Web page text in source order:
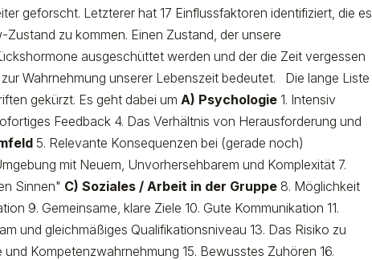
geforscht. Letzterer hat 17 Einflussfaktoren identifiziert, die es
zu kommen. Einen Zustand, der unsere
ausgeschüttet werden und der die Zeit vergessen
Wahrnehmung unserer Lebenszeit bedeutet. Die lange Liste
gekürzt. Es geht dabei umA) Psychologie 1. Intensiv
Feedback 4. Das Verhältnis von Herausforderung und
5. Relevante Konsequenzen bei (gerade noch)
mit Neuem, Unvorhersehbarem und Komplexität 7.
Sinnen" C) Soziales / Arbeit in der Gruppe 8. Möglichkeit
9. Gemeinsame, klare Ziele 10. Gute Kommunikation 11.
und gleichmäßiges Qualifikationsniveau 13. Das Risiko zu
Kompetenzwahrnehmung 15. Bewusstes Zuhören 16.